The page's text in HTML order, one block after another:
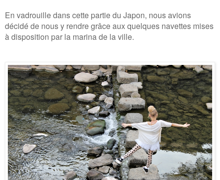
En vadrouille dans cette partie du Japon, nous avions
décidé de nous y rendre grâce aux quelques navettes mises
à disposition par la marina de la ville.